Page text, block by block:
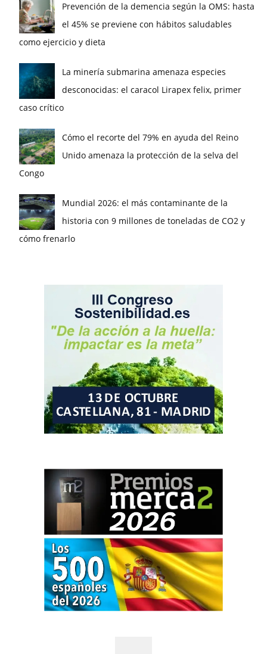
Prevención de la demencia según la OMS: hasta
el 45% se previene con hábitos saludables
como ejercicio y dieta
La minería submarina amenaza especies
desconocidas: el caracol Lirapex felix, primer
caso crítico
Cómo el recorte del 79% en ayuda del Reino
Unido amenaza la protección de la selva del
Congo
Mundial 2026: el más contaminante de la
historia con 9 millones de toneladas de CO2 y
cómo frenarlo